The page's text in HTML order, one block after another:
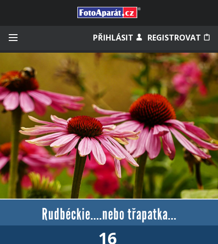
PŘIHLÁSIT REGISTROVAT
Zapamatovat
Zapomněli jste heslo?
Měli jste účet na starém webu?
Rudbéckie....nebo třapatka...
16